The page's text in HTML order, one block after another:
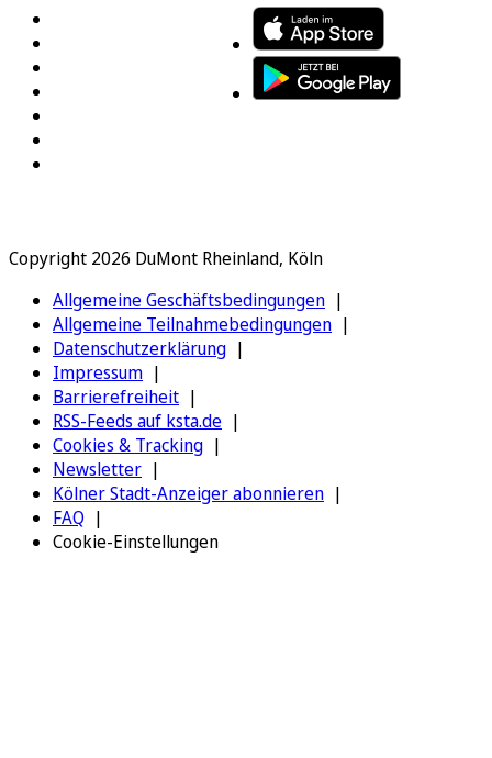
Copyright 2026 DuMont Rheinland, Köln
Allgemeine Geschäftsbedingungen
Allgemeine Teilnahmebedingungen
Datenschutzerklärung
Impressum
Barrierefreiheit
RSS-Feeds auf ksta.de
Cookies & Tracking
Newsletter
Kölner Stadt-Anzeiger abonnieren
FAQ
Cookie-Einstellungen